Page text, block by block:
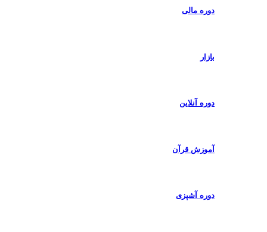
دوره مالی
دوره آنلاین
آموزش قرآن
دوره آشپزی